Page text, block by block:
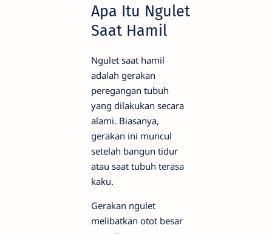
Apa Itu Ngulet
Saat Hamil
Ngulet saat hamil
adalah gerakan
peregangan tubuh
yang dilakukan secara
alami. Biasanya,
gerakan ini muncul
setelah bangun tidur
atau saat tubuh terasa
kaku.
Gerakan ngulet
melibatkan otot besar